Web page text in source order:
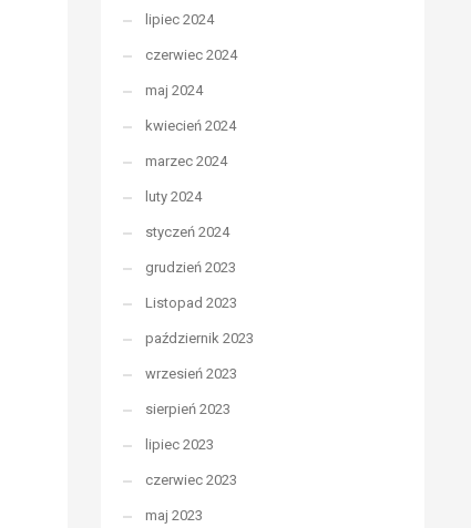
lipiec 2024
czerwiec 2024
maj 2024
kwiecień 2024
marzec 2024
luty 2024
styczeń 2024
grudzień 2023
Listopad 2023
październik 2023
wrzesień 2023
sierpień 2023
lipiec 2023
czerwiec 2023
maj 2023